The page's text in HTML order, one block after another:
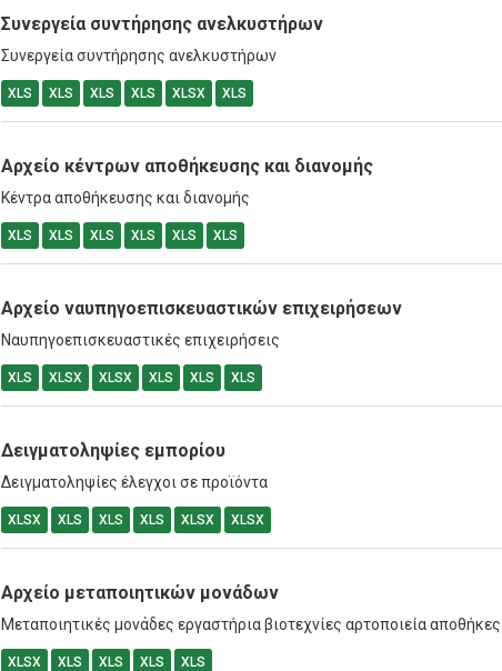
Συνεργεία συντήρησης ανελκυστήρων
Συνεργεία συντήρησης ανελκυστήρων
XLS XLS XLS XLS XLSX XLS
Αρχείο κέντρων αποθήκευσης και διανομής
Κέντρα αποθήκευσης και διανομής
XLS XLS XLS XLS XLS XLS
Αρχείο ναυπηγοεπισκευαστικών επιχειρήσεων
Ναυπηγοεπισκευαστικές επιχειρήσεις
XLS XLSX XLSX XLS XLS XLS
Δειγματοληψίες εμπορίου
Δειγματοληψίες έλεγχοι σε προϊόντα
XLSX XLS XLS XLS XLSX XLSX
Αρχείο μεταποιητικών μονάδων
Μεταποιητικές μονάδες εργαστήρια βιοτεχνίες αρτοποιεία αποθήκες
XLSX XLS XLS XLS XLS